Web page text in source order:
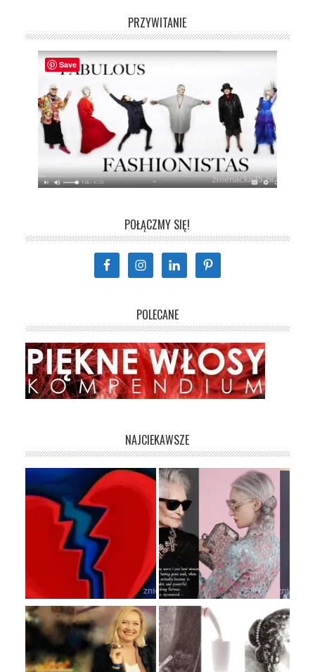
PRZYWITANIE
POŁĄCZMY SIĘ!
POLECANE
NAJCIEKAWSZE
Save